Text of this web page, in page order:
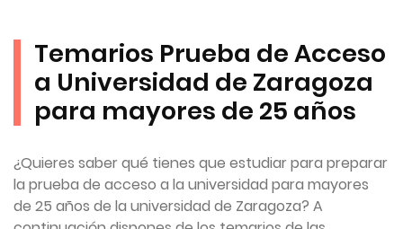
Temarios Prueba de Acceso
a Universidad de Zaragoza
para mayores de 25 años
¿Quieres saber qué tienes que estudiar para preparar
la prueba de acceso a la universidad para mayores
de 25 años de la universidad de Zaragoza? A